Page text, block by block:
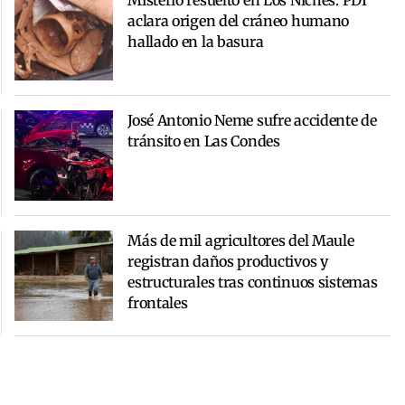
aclara origen del cráneo humano
hallado en la basura
José Antonio Neme sufre accidente de
tránsito en Las Condes
Más de mil agricultores del Maule
registran daños productivos y
estructurales tras continuos sistemas
frontales